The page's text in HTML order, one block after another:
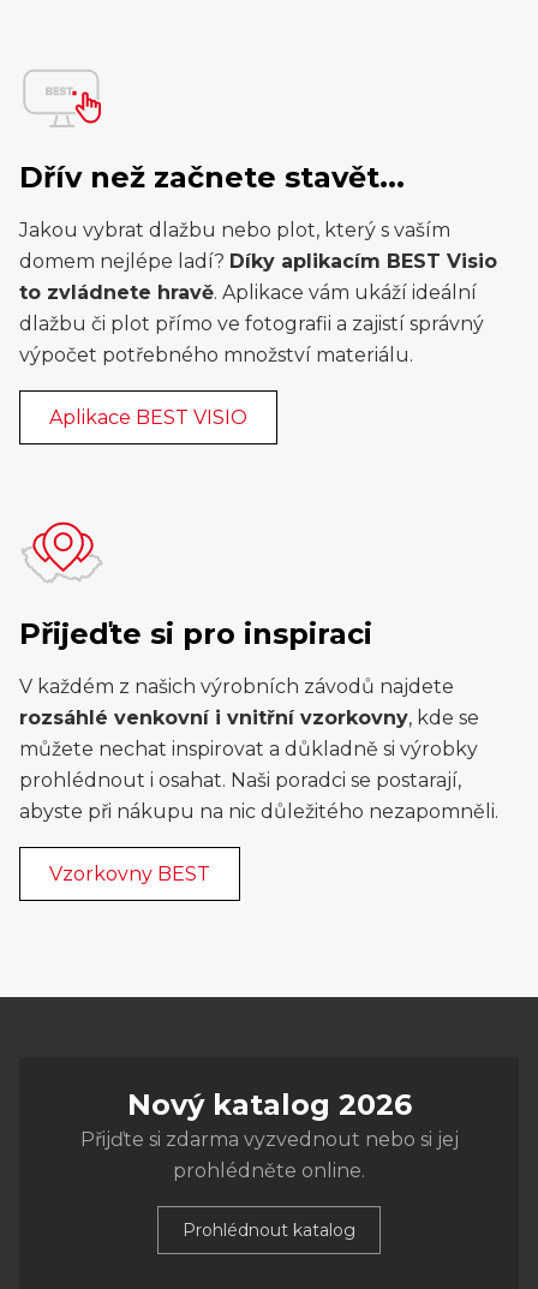
Dřív než začnete stavět...
Jakou vybrat dlažbu nebo plot, který s vaším
domem nejlépe ladí? Díky aplikacím BEST Visio
to zvládnete hravě. Aplikace vám ukáží ideální
dlažbu či plot přímo ve fotografii a zajistí správný
výpočet potřebného množství materiálu.
Aplikace BEST VISIO
Přijeďte si pro inspiraci
V každém z našich výrobních závodů najdete
rozsáhlé venkovní i vnitřní vzorkovny, kde se
můžete nechat inspirovat a důkladně si výrobky
prohlédnout i osahat. Naši poradci se postarají,
abyste při nákupu na nic důležitého nezapomněli.
Vzorkovny BEST
Nový katalog 2026
Přijďte si zdarma vyzvednout nebo si jej
prohlédněte online.
Prohlédnout katalog